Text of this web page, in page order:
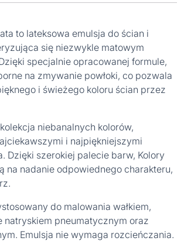
to lateksowa emulsja do ścian i
się niezwykle matowym
specjalnie opracowanej formule,
na zmywanie powłoki, co pozwala
i świeżego koloru ścian przez
niebanalnych kolorów,
i najpiękniejszymi
Dzięki szerokiej palecie barw, Kolory
na nadanie odpowiednego charakteru,
do malowania wałkiem,
natryskiem pneumatycznym oraz
Emulsja nie wymaga rozcieńczania.